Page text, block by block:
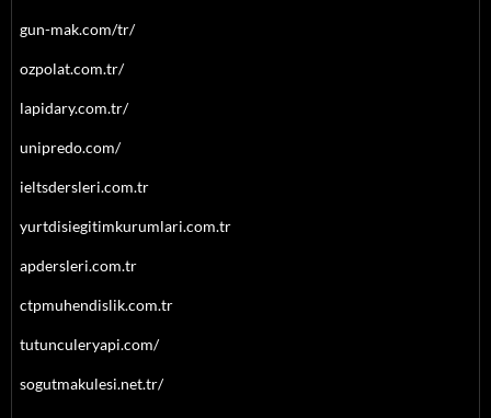
gun-mak.com/tr/
ozpolat.com.tr/
lapidary.com.tr/
unipredo.com/
ieltsdersleri.com.tr
yurtdisiegitimkurumlari.com.tr
apdersleri.com.tr
ctpmuhendislik.com.tr
tutunculeryapi.com/
sogutmakulesi.net.tr/